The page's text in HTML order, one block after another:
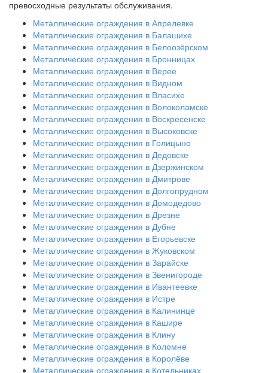
превосходные результаты обслуживания.
Металлические ограждения в Апрелевке
Металлические ограждения в Балашихе
Металлические ограждения в Белоозёрском
Металлические ограждения в Бронницах
Металлические ограждения в Верее
Металлические ограждения в Видном
Металлические ограждения в Власихе
Металлические ограждения в Волоколамске
Металлические ограждения в Воскресенске
Металлические ограждения в Высоковске
Металлические ограждения в Голицыно
Металлические ограждения в Дедовске
Металлические ограждения в Дзержинском
Металлические ограждения в Дмитрове
Металлические ограждения в Долгопрудном
Металлические ограждения в Домодедово
Металлические ограждения в Дрезне
Металлические ограждения в Дубне
Металлические ограждения в Егорьевске
Металлические ограждения в Жуковском
Металлические ограждения в Зарайске
Металлические ограждения в Звенигороде
Металлические ограждения в Ивантеевке
Металлические ограждения в Истре
Металлические ограждения в Калининце
Металлические ограждения в Кашире
Металлические ограждения в Клину
Металлические ограждения в Коломне
Металлические ограждения в Королёве
Металлические ограждения в Котельниках